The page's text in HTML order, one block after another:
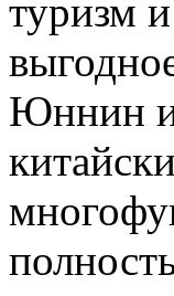
туризм
Юннин и